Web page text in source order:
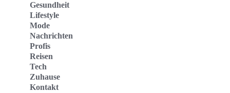
Gesundheit
Lifestyle
Mode
Nachrichten
Profis
Reisen
Tech
Zuhause
Kontakt